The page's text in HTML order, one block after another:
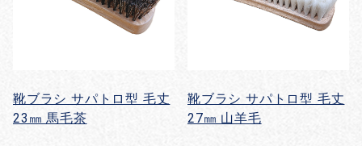
靴ブラシ サパトロ型 毛丈
23㎜ 馬毛茶
靴ブラシ サパトロ型 毛丈
27㎜ 山羊毛